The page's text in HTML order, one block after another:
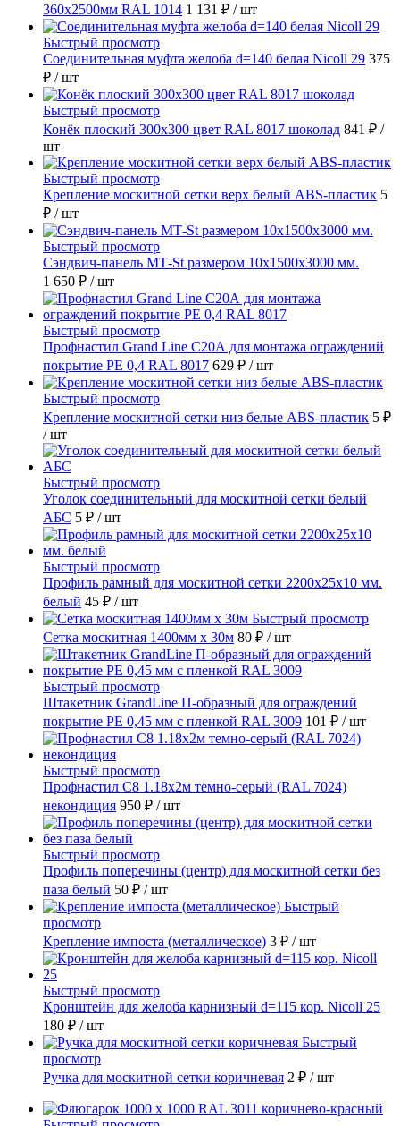
360х2500мм RAL 1014 1 131 ₽ / шт
Быстрый просмотр
Соединительная муфта желоба d=140 белая Nicoll 29 375
₽ / шт
Быстрый просмотр
Конёк плоский 300х300 цвет RAL 8017 шоколад 841 ₽ /
шт
Быстрый просмотр
Крепление москитной сетки верх белый ABS-пластик 5
₽ / шт
Быстрый просмотр
Сэндвич-панель МТ-St размером 10х1500х3000 мм.
1 650 ₽ / шт
Быстрый просмотр
Профнастил Grand Line С20А для монтажа ограждений
покрытие РЕ 0,4 RAL 8017 629 ₽ / шт
Быстрый просмотр
Крепление москитной сетки низ белые ABS-пластик 5 ₽
/ шт
Быстрый просмотр
Уголок соединительный для москитной сетки белый
АБС 5 ₽ / шт
Быстрый просмотр
Профиль рамный для москитной сетки 2200х25x10 мм.
белый 45 ₽ / шт
Быстрый просмотр
Сетка москитная 1400мм х 30м 80 ₽ / шт
Быстрый просмотр
Штакетник GrandLine П-образный для ограждений
покрытие PE 0,45 мм с пленкой RAL 3009 101 ₽ / шт
Быстрый просмотр
Профнастил С8 1.18х2м темно-серый (RAL 7024)
некондиция 950 ₽ / шт
Быстрый просмотр
Профиль поперечины (центр) для москитной сетки без
паза белый 50 ₽ / шт
Быстрый
просмотр
Крепление импоста (металлическое) 3 ₽ / шт
Быстрый просмотр
Кронштейн для желоба карнизный d=115 кор. Nicoll 25
180 ₽ / шт
Быстрый
просмотр
Ручка для москитной сетки коричневая 2 ₽ / шт